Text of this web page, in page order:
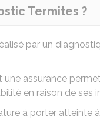
Termites ?
par un
assurance
en raison de ses
à porter atteinte